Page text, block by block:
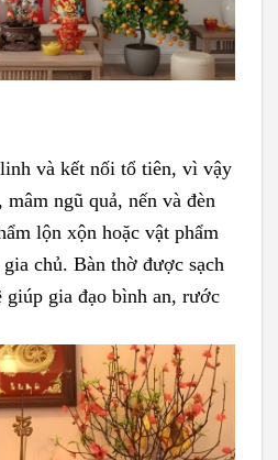
và kết nối tổ tiên, vì vậy
ngũ quả, nến và đèn
lộn xộn hoặc vật phẩm
chủ. Bàn thờ được sạch
giúp gia đạo bình an, rước